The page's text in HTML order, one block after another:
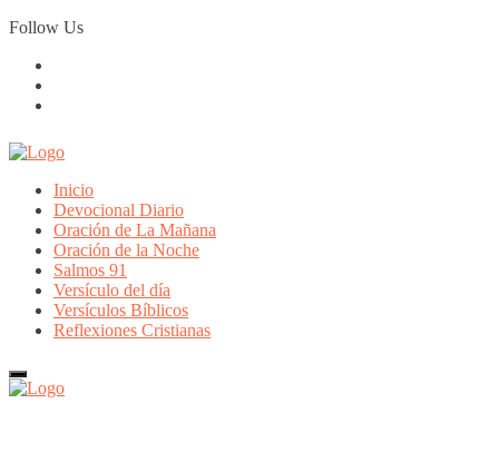
Skip
to
Follow Us
Inicio
Devocional Diario
Oración de La Mañana
Oración de la Noche
Salmos 91
Versículo del día
Versículos Bíblicos
Reflexiones Cristianas